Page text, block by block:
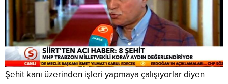
Şehit kanı üzerinden işleri yapmaya çalışıyorlar diyen